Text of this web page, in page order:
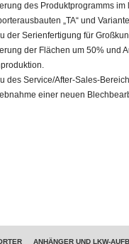
des Produktprogramms
„TA“ und
der Serienfertigung für
der Flächen um 50% und
des Service/After-Sales-
einer neuen
ANHÄNGER UND LKW-